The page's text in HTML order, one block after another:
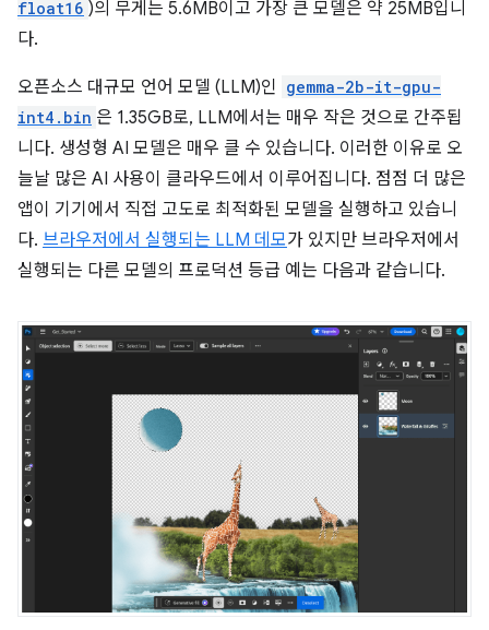
float16 )의 무게는 5.6MB이고 가장 큰 모델은 약 25MB입니
다.
오픈소스 대규모 언어 모델 (LLM)인 gemma-2b-it-gpu-
int4.bin 은 1.35GB로, LLM에서는 매우 작은 것으로 간주됩
니다. 생성형 AI 모델은 매우 클 수 있습니다. 이러한 이유로 오
늘날 많은 AI 사용이 클라우드에서 이루어집니다. 점점 더 많은
앱이 기기에서 직접 고도로 최적화된 모델을 실행하고 있습니
다. 브라우저에서 실행되는 LLM 데모가 있지만 브라우저에서
실행되는 다른 모델의 프로덕션 등급 예는 다음과 같습니다.